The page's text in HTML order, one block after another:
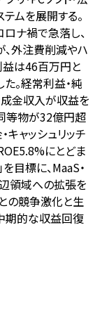
ムを展開する。
ナ禍で急落し、
外注費削減やハ
益は46百万円と
。経常利益・純
金収入が収益を
等物が32億円超
ャッシュリッチ
にとどま
目標に、MaaS・
領域への拡張を
の競争激化と生
期的な収益回復